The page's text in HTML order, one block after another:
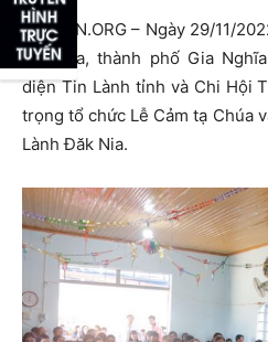
HTTLVN.ORG – Ngày 29/11/
Đăk Nia, thành phố Gia
diện Tin Lành tỉnh và Chi Hội
trọng tổ chức Lễ Cảm tạ Chúa
Lành Đăk Nia.